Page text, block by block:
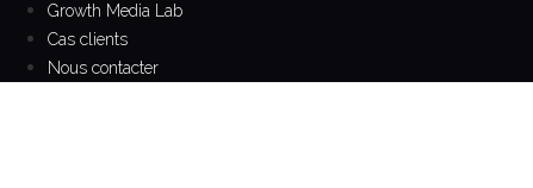
Growth Media Lab
Cas clients
Nous contacter